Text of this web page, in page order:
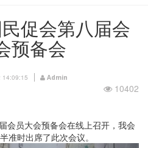
促会第八届会
预备会
14:09:15 Admin
10402
会员大会预备会在线上召开，我会
准时出席了此次会议。